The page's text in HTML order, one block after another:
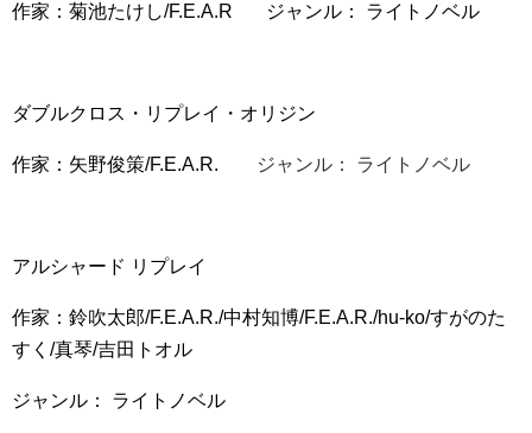
作家：菊池たけし/F.E.A.R ジャンル： ライトノベル
ダブルクロス・リプレイ・オリジン
作家： 矢野俊策/F.E.A.R. ジャンル： ライトノベル
アルシャード リプレイ
作家：鈴吹太郎/F.E.A.R./中村知博/F.E.A.R./hu-ko/すがのた
すく/真琴/吉田トオル
ジャンル： ライトノベル